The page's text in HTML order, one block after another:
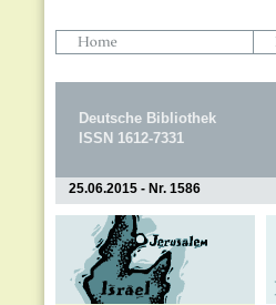
Deutsche Bibliothek
ISSN 1612-7331
25.06.2015 - Nr. 1586